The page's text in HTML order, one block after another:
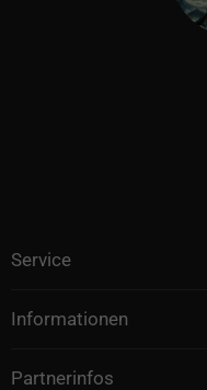
Service
Informationen
Partnerinfos